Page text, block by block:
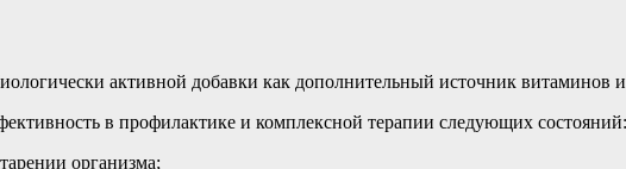
активной добавки как дополнительный источник витаминов
в профилактике и комплексной терапии следующих состояний:
организма;